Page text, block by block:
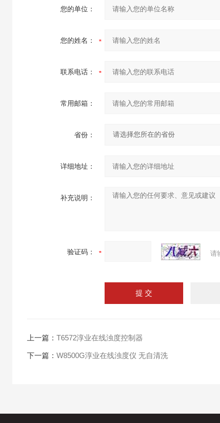
您的单位：
您的姓名：
联系电话：
常用邮箱：
省份：
详细地址：
补充说明：
验证码： 请
上一篇： T6572淳业在线浊度控制器
下一篇： W8500G淳业在线浊度仪 无自清洗